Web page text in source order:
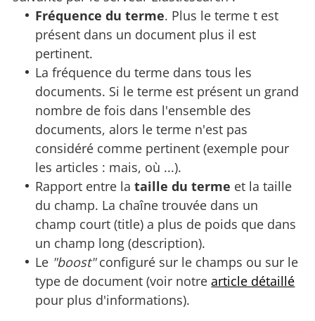
Fréquence du terme. Plus le terme t est
présent dans un document plus il est
pertinent.
La fréquence du terme dans tous les
documents. Si le terme est présent un grand
nombre de fois dans l'ensemble des
documents, alors le terme n'est pas
considéré comme pertinent (exemple pour
les articles : mais, où ...).
Rapport entre lataille du terme et la taille
du champ. La chaîne trouvée dans un
champ court (title) a plus de poids que dans
un champ long (description).
Le "boost" configuré sur le champs ou sur le
type de document (voir notrearticle détaillé
pour plus d'informations).